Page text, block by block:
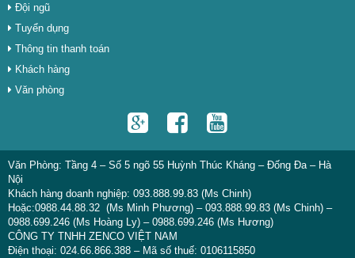
Đội ngũ
Tuyển dụng
Thông tin thanh toán
Khách hàng
Văn phòng
Văn Phòng: Tầng 4 – Số 5 ngõ 55 Huỳnh Thúc Kháng – Đống Đa – Hà
Nội
Khách hàng doanh nghiệp: 093.888.99.83 (Ms Chinh)
Hoặc:0988.44.88.32 (Ms Minh Phương) – 093.888.99.83 (Ms Chinh) –
0988.699.246 (Ms Hoàng Ly) – 0988.699.246 (Ms Hương)
CÔNG TY TNHH ZENCO VIỆT NAM
Điện thoại: 024.66.866.388 – Mã số thuế: 0106115850